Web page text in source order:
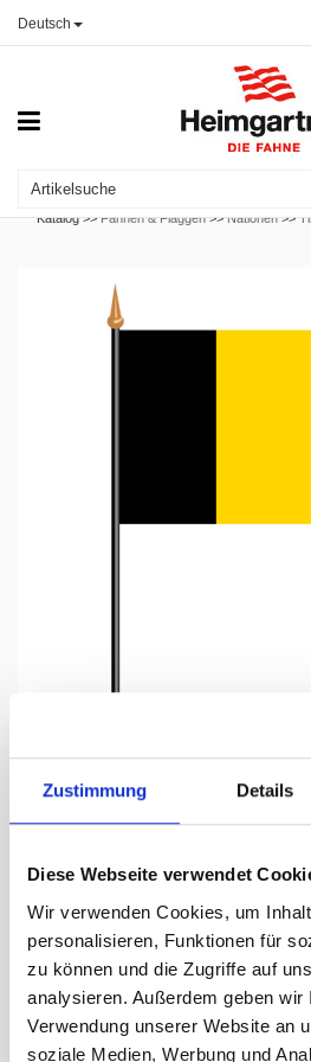
Zustimmung Details
Diese Webseite verwendet
Wir verwenden Cookies, um
personalisieren, Funktionen für
zu können und die Zugriffe auf
analysieren. Außerdem geben
Verwendung unserer Website an
soziale Medien, Werbung und
Deutsch
Katalog >>Fahnen & Flaggen >>Nationen >>
Tischfähnli, an PVC-
Belgien, 10 x 15 cm
9.15 CHF